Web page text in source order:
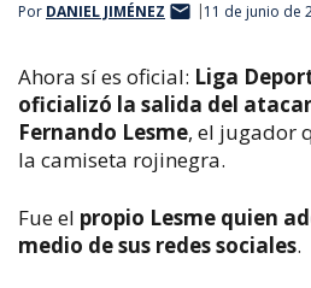
Por DANIEL JIMÉNEZ 11 de junio de
Ahora sí es oficial: Liga
oficializó la salida del
Fernando Lesme, el jugador
la camiseta rojinegra.
Fue el propio Lesme quien
medio de sus redes sociales.